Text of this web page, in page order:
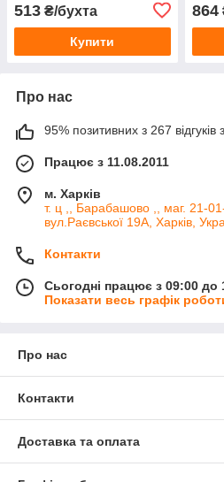
513 ₴/бухта
Купити
864
Про нас
95% позитивних з 267 відгуків
Працює з 11.08.2011
м. Харків
т. ц ,, Барабашово ,, маг. 21-01-
вул.Раєвської 19А, Харків,
Контакти
Сьогодні працює з 09:00 до
Показати весь графік
Про нас
Контакти
Доставка та оплата